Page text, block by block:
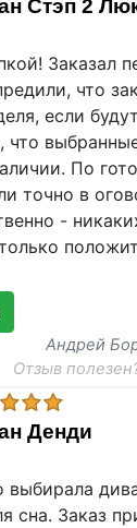
Стэп 2
Заказал
что
если
что
По
точно в
-
Андрей
Отзыв
Денди
выбирала
сна. Заказ